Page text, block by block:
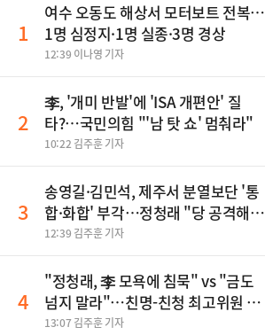
1
여수 오동도 해상서 모터보트 전복…
1명 심정지·1명 실종·3명 경상
12:39 이나영 기자
2
李, '개미 반발'에 'ISA 개편안' 질
타?…국민의힘 "'남 탓 쇼' 멈춰라"
10:22 김주훈 기자
3
송영길·김민석, 제주서 분열보단 '통
합·화합' 부각…정청래 "당 공격해
놓고 뻔뻔해"
12:39 김주훈 기자
4
"정청래, 李 모욕에 침묵" vs "금도
넘지 말라"…친명-친청 최고위원 후
보, 제주서 격돌
13:07 김주훈 기자